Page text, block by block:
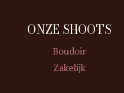
ONZE SHOOTS
Boudoir
Zakelijk